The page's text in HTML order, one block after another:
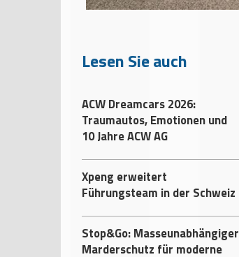
Lesen Sie auch
ACW Dreamcars 2026:
Traumautos, Emotionen und
10 Jahre ACW AG
Xpeng erweitert
Führungsteam in der Schweiz
Stop&Go: Masseunabhängiger
Marderschutz für moderne